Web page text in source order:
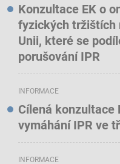
Konzultace EK o
fyzických tržištích
Unii, které se
porušování IPR
INFORMACE
Cílená konzultace
vymáhání IPR ve
INFORMACE